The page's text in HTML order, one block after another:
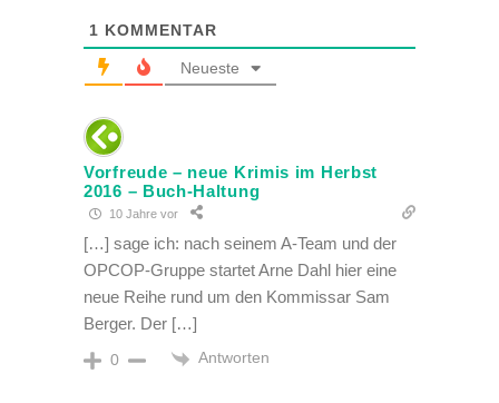
1 KOMMENTAR
Neueste
Vorfreude – neue Krimis im Herbst
2016 – Buch-Haltung
10 Jahre vor
[…] sage ich: nach seinem A-Team und der
OPCOP-Gruppe startet Arne Dahl hier eine
neue Reihe rund um den Kommissar Sam
Berger. Der […]
0 Antworten